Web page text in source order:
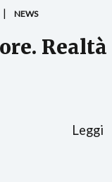
NEWS
Realtà
Leggi